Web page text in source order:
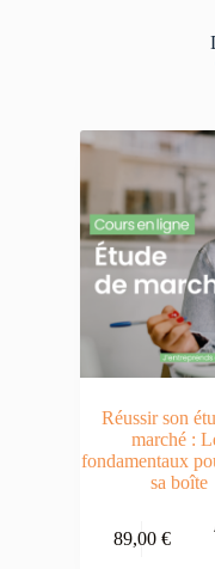
Réussir son
marché :
fondamentaux
sa boîte
89,00 €